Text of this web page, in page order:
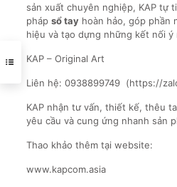
sản xuất chuyên nghiệp, KAP tự
pháp sổ tayhoàn hảo, góp phần
hiệu và tạo dựng những kết nối ý
KAP – Original Art
Liên hệ: 0938899749 (https://
KAP nhận tư vấn, thiết kế, thêu
yêu cầu và cung ứng nhanh sản
Thao khảo thêm tại website:
www.kapcom.asia